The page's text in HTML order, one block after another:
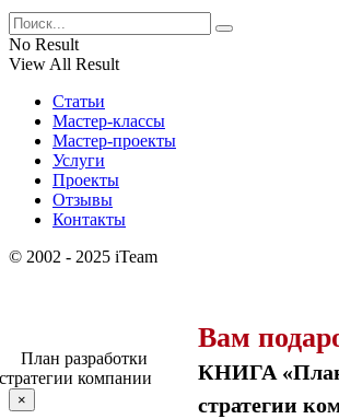
No Result
View All Result
Статьи
Мастер-классы
Мастер-проекты
Услуги
Проекты
Отзывы
Контакты
© 2002 - 2025 iTeam
Вам
КНИГА «План
стратегии
×